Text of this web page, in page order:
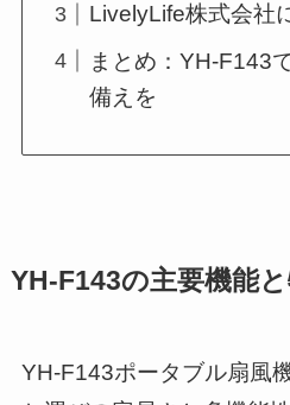
LivelyLife株式会社
まとめ：YH-F143
備えを
YH-F143の主要機能
YH-F143ポータブル扇風